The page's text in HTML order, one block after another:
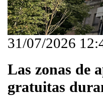
31/07/2026
Las zonas de
gratuitas